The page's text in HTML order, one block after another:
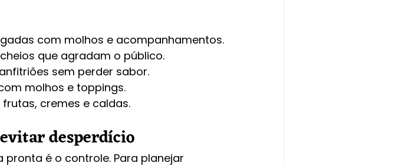
com molhos e acompanhamentos.
que agradam o público.
sem perder sabor.
molhos e toppings.
cremes e caldas.
desperdício
é o controle. Para planejar